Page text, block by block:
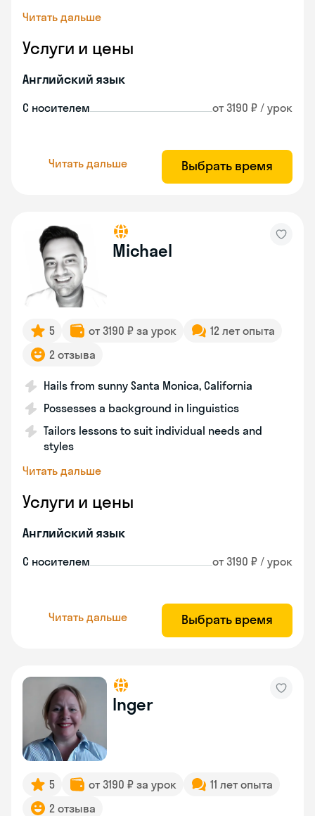
Читать дальше
Услуги и цены
Английский язык
С носителем от 3190 ₽ / урок
Читать дальше Выбрать время
Michael
5 от 3190 ₽ за урок
12 лет опыта
2 отзыва
Hails from sunny Santa Monica, California
Possesses a background in linguistics
Tailors lessons to suit individual needs and
styles
Читать дальше
Услуги и цены
Английский язык
С носителем от 3190 ₽ / урок
Читать дальше Выбрать время
Inger
5 от 3190 ₽ за урок
11 лет опыта
2 отзыва